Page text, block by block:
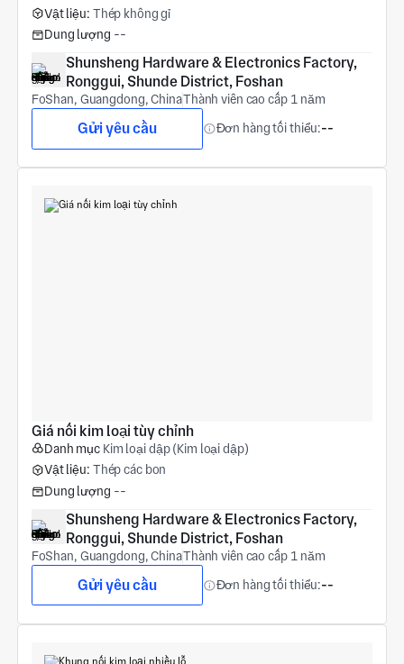
Vật liệu: Thép không gỉ
Dung lượng --
Shunsheng Hardware & Electronics Factory,
Ronggui, Shunde District, Foshan
FoShan, Guangdong, ChinaThành viên cao cấp 1 năm
Gửi yêu cầu Đơn hàng tối thiểu:--
Giá nối kim loại tùy chỉnh
Danh mục Kim loại dập (Kim loại dập)
Vật liệu: Thép các bon
Dung lượng --
Shunsheng Hardware & Electronics Factory,
Ronggui, Shunde District, Foshan
FoShan, Guangdong, ChinaThành viên cao cấp 1 năm
Gửi yêu cầu Đơn hàng tối thiểu:--